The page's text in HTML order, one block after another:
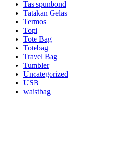
Tas spunbond
Tatakan Gelas
Termos
Topi
Tote Bag
Totebag
Travel Bag
Tumbler
Uncategorized
USB
waistbag